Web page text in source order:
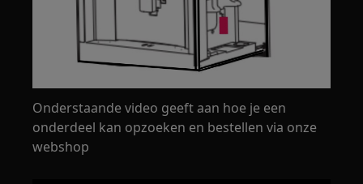
Onderstaande video geeft aan hoe je een
onderdeel kan opzoeken en bestellen via onze
webshop